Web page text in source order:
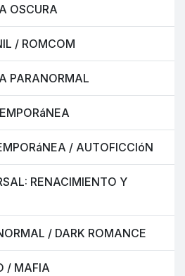
OSCURA
/ ROMCOM
PARANORMAL
/ AUTOFICCIóN
RENACIMIENTO Y
/ DARK ROMANCE
/ MAFIA